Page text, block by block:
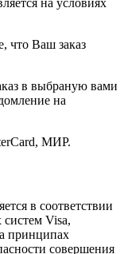
на условиях
что Ваш заказ
в выбраную вами
на
МИР.
в соответствии
Visa,
принципах
совершения